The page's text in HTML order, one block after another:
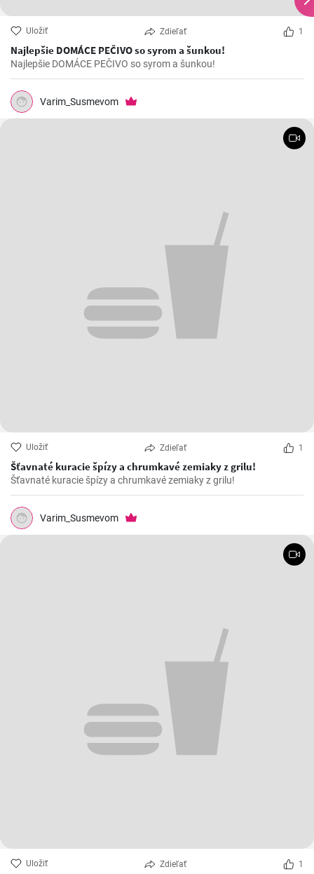
Uložiť Zdieľať 1
Najlepšie DOMÁCE PEČIVO so syrom a šunkou!
Najlepšie DOMÁCE PEČIVO so syrom a šunkou!
Varim_Susmevom
Uložiť Zdieľať 1
Šťavnaté kuracie špízy a chrumkavé zemiaky z grilu!
Šťavnaté kuracie špízy a chrumkavé zemiaky z grilu!
Varim_Susmevom
Uložiť Zdieľať 1